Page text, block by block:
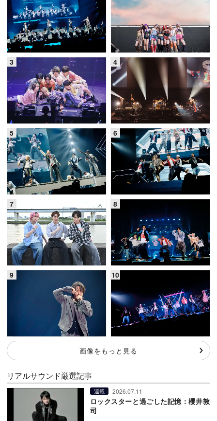
画像をもっと見る
リアルサウンド厳選記事
連載 2026.07.11
ロックスターと過ごした記憶：櫻井敦
司